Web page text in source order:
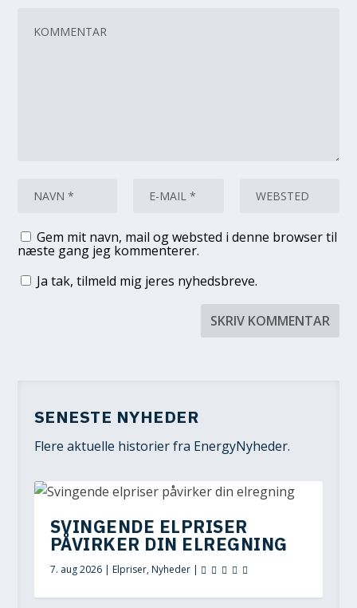
Gem mit navn, mail og websted i denne browser til
næste gang jeg kommenterer.
Ja tak, tilmeld mig jeres nyhedsbreve.
SENESTE NYHEDER
Flere aktuelle historier fra EnergyNyheder.
SVINGENDE ELPRISER
PÅVIRKER DIN ELREGNING
7. aug 2026| Elpriser,Nyheder|